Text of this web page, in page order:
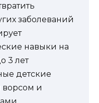
заболеваний
навыки на
3 лет
детские
ворсом и